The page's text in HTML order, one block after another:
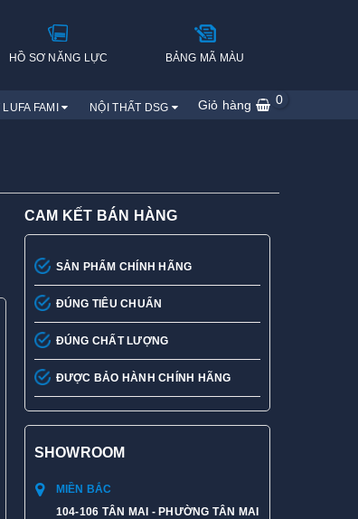
HỒ SƠ NĂNG LỰC BẢNG MÃ MÀU
LUFA FAMI NỘI THẤT DSG Giỏ hàng 0
CAM KẾT BÁN HÀNG
SẢN PHẨM CHÍNH HÃNG
ĐÚNG TIÊU CHUẨN
ĐÚNG CHẤT LƯỢNG
ĐƯỢC BẢO HÀNH CHÍNH HÃNG
SHOWROOM
MIỀN BẮC
104-106 TÂN MAI - PHƯỜNG TÂN MAI